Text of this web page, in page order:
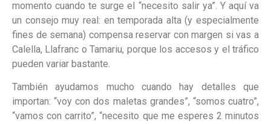
momento cuando te surge el “necesito salir ya”. Y aquí va
un consejo muy real: en temporada alta (y especialmente
fines de semana) compensa reservar con margen si vas a
Calella, Llafranc o Tamariu, porque los accesos y el tráfico
pueden variar bastante.
También ayudamos mucho cuando hay detalles que
importan: “voy con dos maletas grandes”, “somos cuatro”,
“vamos con carrito”, “necesito que me esperes 2 minutos